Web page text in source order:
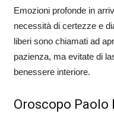
Emozioni profonde in
necessità di certezze e
liberi sono chiamati ad
pazienza, ma evitate di
benessere interiore.
Oroscopo Paolo